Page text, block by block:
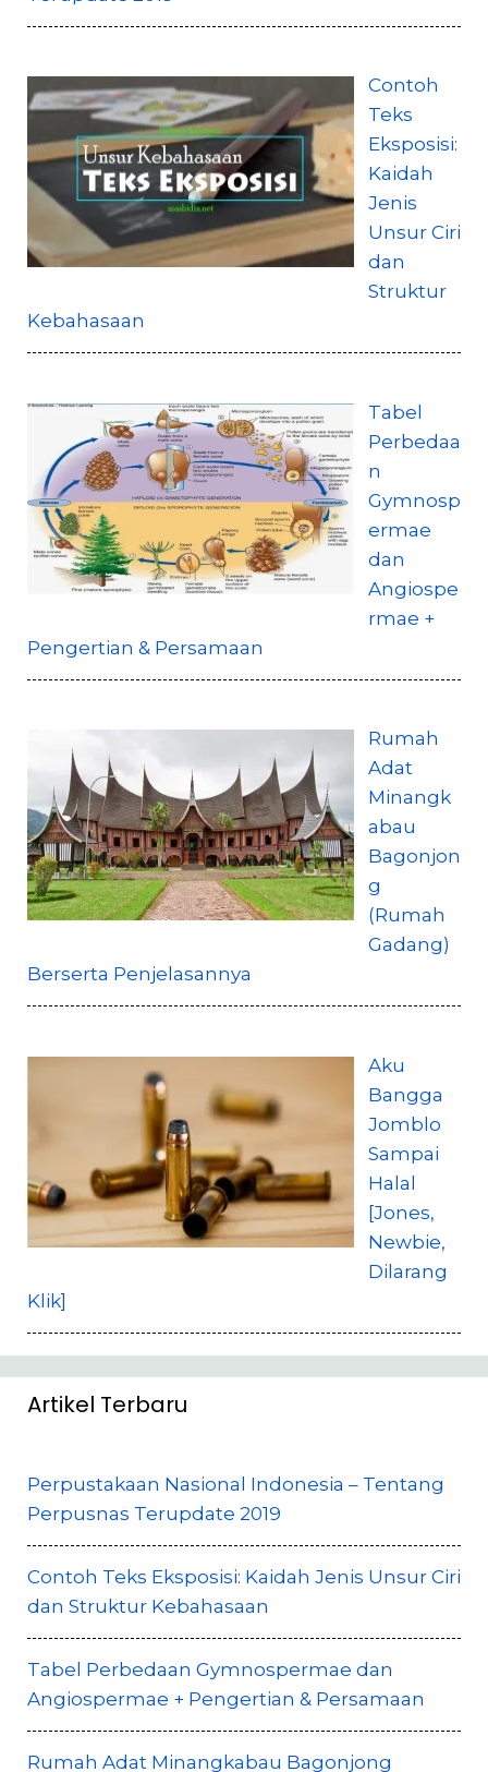
Contoh
Teks
Eksposisi:
Kaidah
Jenis
Unsur Ciri
dan
Struktur
Kebahasaan
Tabel
Perbedaa
n
Gymnosp
ermae
dan
Angiospe
rmae +
Pengertian & Persamaan
Rumah
Adat
Minangk
abau
Bagonjon
g
(Rumah
Gadang)
Berserta Penjelasannya
Aku
Bangga
Jomblo
Sampai
Halal
[Jones,
Newbie,
Dilarang
Klik]
Artikel Terbaru
Perpustakaan Nasional Indonesia – Tentang
Perpusnas Terupdate 2019
Contoh Teks Eksposisi: Kaidah Jenis Unsur Ciri
dan Struktur Kebahasaan
Tabel Perbedaan Gymnospermae dan
Angiospermae + Pengertian & Persamaan
Rumah Adat Minangkabau Bagonjong